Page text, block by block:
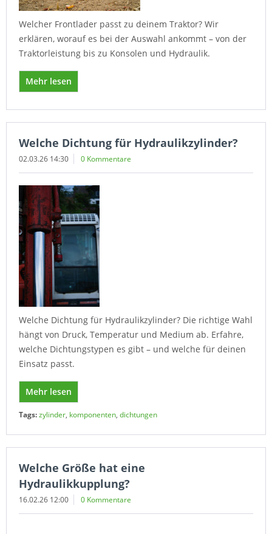
Welcher Frontlader passt zu deinem Traktor? Wir
erklären, worauf es bei der Auswahl ankommt – von der
Traktorleistung bis zu Konsolen und Hydraulik.
Mehr lesen
Welche Dichtung für Hydraulikzylinder?
02.03.26 14:30 0 Kommentare
Welche Dichtung für Hydraulikzylinder? Die richtige Wahl
hängt von Druck, Temperatur und Medium ab. Erfahre,
welche Dichtungstypen es gibt – und welche für deinen
Einsatz passt.
Mehr lesen
Tags:zylinder, komponenten, dichtungen
Welche Größe hat eine
Hydraulikkupplung?
16.02.26 12:00 0 Kommentare